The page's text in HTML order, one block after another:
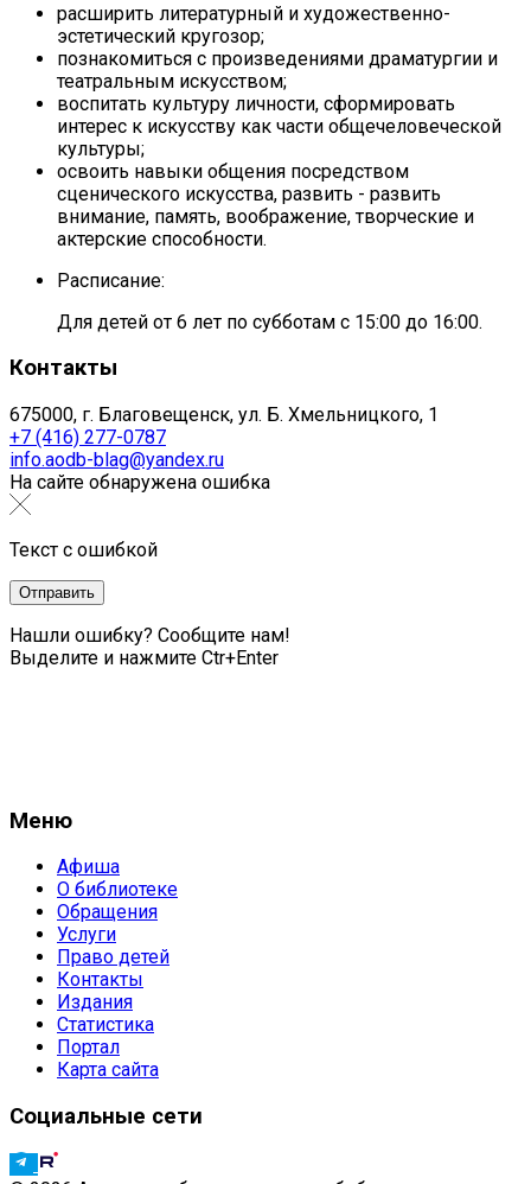
расширить литературный и художественно-
эстетический кругозор;
познакомиться с произведениями драматургии и
театральным искусством;
воспитать культуру личности, сформировать
интерес к искусству как части общечеловеческой
культуры;
освоить навыки общения посредством
сценического искусства, развить - развить
внимание, память, воображение, творческие и
актерские способности.
Расписание:
Для детей от 6 лет по субботам с 15:00 до 16:00.
Контакты
675000, г. Благовещенск, ул. Б. Хмельницкого, 1
+7 (416) 277-0787
info.aodb-blag@yandex.ru
На сайте обнаружена ошибка
Текст с ошибкой
Нашли ошибку? Сообщите нам!
Выделите и нажмите Ctr+Enter
Меню
Афиша
О библиотеке
Обращения
Услуги
Право детей
Контакты
Издания
Статистика
Портал
Карта сайта
Социальные сети